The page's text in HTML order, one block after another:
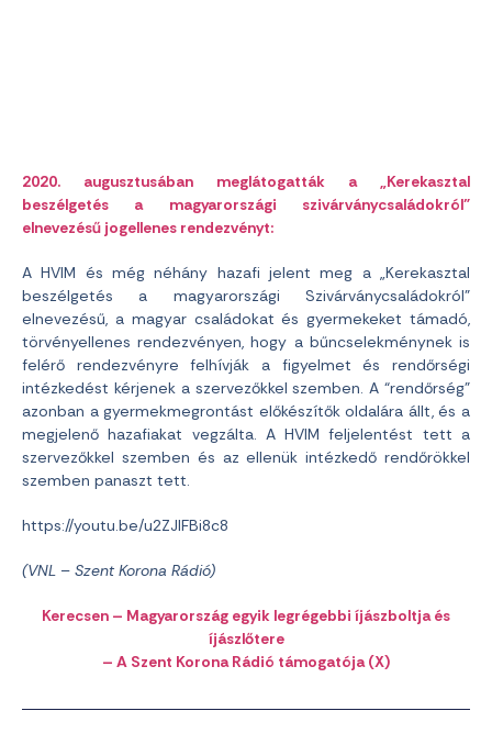
2020. augusztusában meglátogatták a „Kerekasztal
beszélgetés a magyarországi szivárványcsaládokról”
elnevezésű jogellenes rendezvényt:
A HVIM és még néhány hazafi jelent meg a „Kerekasztal
beszélgetés a magyarországi Szivárványcsaládokról”
elnevezésű, a magyar családokat és gyermekeket támadó,
törvényellenes rendezvényen, hogy a bűncselekménynek is
felérő rendezvényre felhívják a figyelmet és rendőrségi
intézkedést kérjenek a szervezőkkel szemben. A “rendőrség”
azonban a gyermekmegrontást előkészítők oldalára állt, és a
megjelenő hazafiakat vegzálta. A HVIM feljelentést tett a
szervezőkkel szemben és az ellenük intézkedő rendőrökkel
szemben panaszt tett.
https://youtu.be/u2ZJlFBi8c8
(VNL – Szent Korona Rádió)
Kerecsen – Magyarország egyik legrégebbi íjászboltja és
íjászlőtere
– A Szent Korona Rádió támogatója (X)